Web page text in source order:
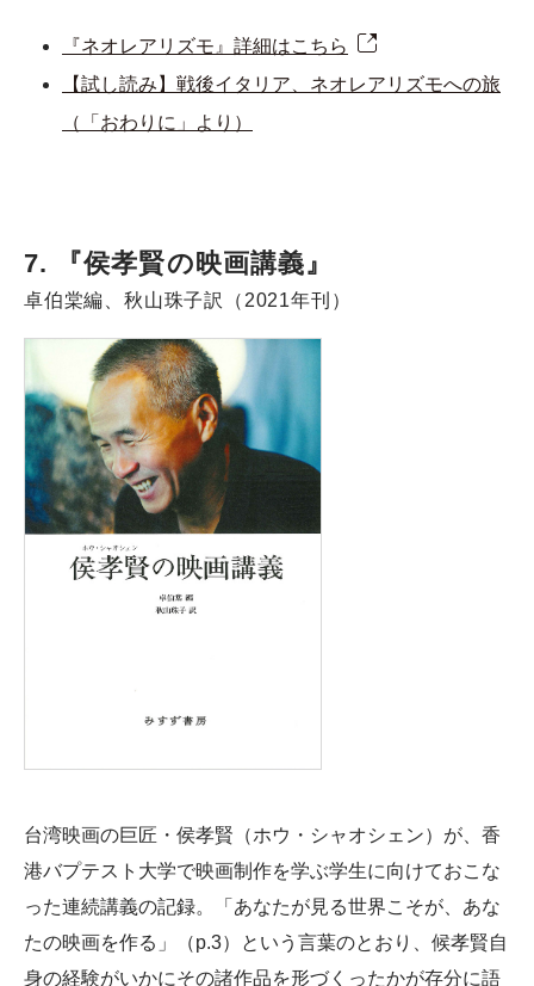
『ネオレアリズモ』詳細はこちら
【試し読み】戦後イタリア、ネオレアリズモへの旅
（「おわりに」より）
7. 『侯孝賢の映画講義』
卓伯棠編、秋山珠子訳（2021年刊）
台湾映画の巨匠・侯孝賢（ホウ・シャオシェン）が、香
港バプテスト大学で映画制作を学ぶ学生に向けておこな
った連続講義の記録。「あなたが見る世界こそが、あな
たの映画を作る」（p.3）という言葉のとおり、候孝賢自
身の経験がいかにその諸作品を形づくったかが存分に語